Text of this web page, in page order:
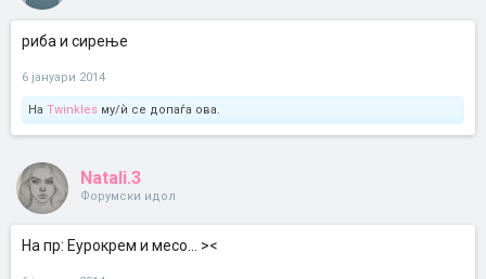
риба и сирење
6 јануари 2014
На Twinkles му/ѝ се допаѓа ова.
Natali.3
Форумски идол
На пр: Еурокрем и месо... ><